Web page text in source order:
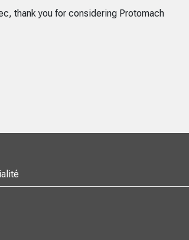
thank you for considering Protomach